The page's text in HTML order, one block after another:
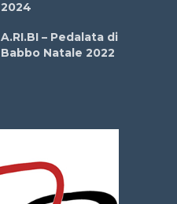
2024
A.RI.BI – Pedalata di
Babbo Natale 2022